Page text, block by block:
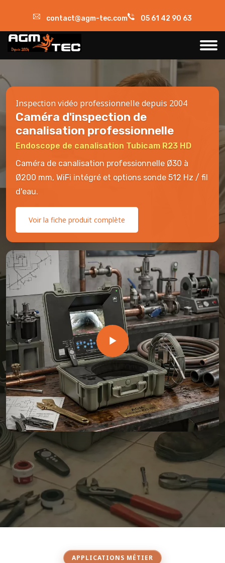
contact@agm-tec.com 05 61 42 90 63
Inspection vidéo professionnelle depuis 2004
Caméra d'inspection de
canalisation professionnelle
Endoscope de canalisation Tubicam R23 HD
Caméra de canalisation professionnelle Ø30 à
Ø200 mm, WiFi intégré et options sonde 512 Hz / fil
d'eau.
Voir la fiche produit complète
APPLICATIONS MÉTIER